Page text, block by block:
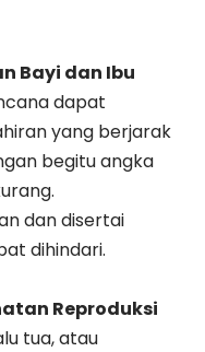
Bayi dan Ibu
dapat
yang berjarak
begitu angka
dan disertai
dihindari.
Reproduksi
tua, atau